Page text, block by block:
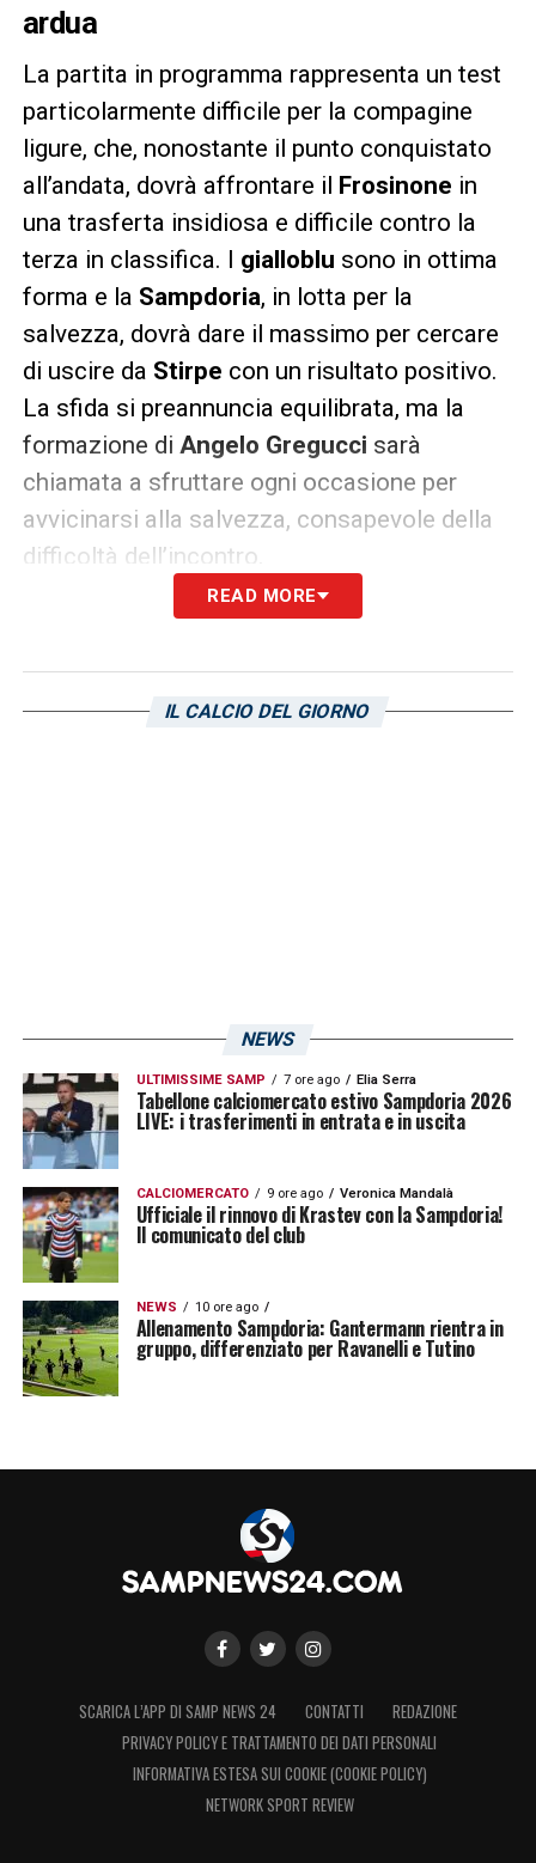
ardua
La partita in programma rappresenta un test
particolarmente difficile per la compagine
ligure, che, nonostante il punto conquistato
all’andata, dovrà affrontare il Frosinone in
una trasferta insidiosa e difficile contro la
terza in classifica. I gialloblu sono in ottima
forma e la Sampdoria, in lotta per la
salvezza, dovrà dare il massimo per cercare
di uscire da Stirpe con un risultato positivo.
La sfida si preannuncia equilibrata, ma la
formazione di Angelo Gregucci sarà
chiamata a sfruttare ogni occasione per
avvicinarsi alla salvezza, consapevole della
difficoltà dell’incontro.
READ MORE
IL CALCIO DEL GIORNO
NEWS
ULTIMISSIME SAMP 7 ore ago Elia Serra
Tabellone calciomercato estivo Sampdoria 2026
LIVE: i trasferimenti in entrata e in uscita
CALCIOMERCATO 9 ore ago Veronica Mandalà
Ufficiale il rinnovo di Krastev con la Sampdoria!
Il comunicato del club
NEWS 10 ore ago
Allenamento Sampdoria: Gantermann rientra in
gruppo, differenziato per Ravanelli e Tutino
SCARICA L’APP DI SAMP NEWS 24 CONTATTI
REDAZIONE
PRIVACY POLICY E TRATTAMENTO DEI DATI PERSONALI
INFORMATIVA ESTESA SUI COOKIE (COOKIE POLICY)
NETWORK SPORT REVIEW